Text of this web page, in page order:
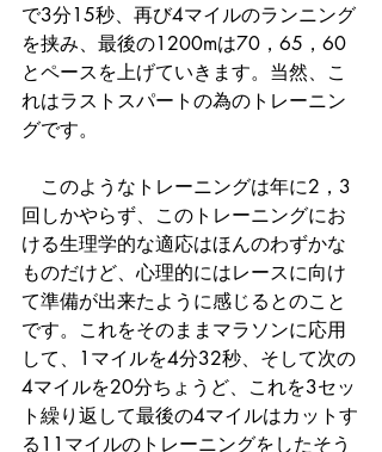
で3分15秒、再び4マイルのランニング
を挟み、最後の1200mは70，65，60
とペースを上げていきます。当然、こ
れはラストスパートの為のトレーニン
グです。
このようなトレーニングは年に2，3
回しかやらず、このトレーニングにお
ける生理学的な適応はほんのわずかな
ものだけど、心理的にはレースに向け
て準備が出来たように感じるとのこと
です。これをそのままマラソンに応用
して、1マイルを4分32秒、そして次の
4マイルを20分ちょうど、これを3セッ
ト繰り返して最後の4マイルはカットす
る11マイルのトレーニングをしたそう